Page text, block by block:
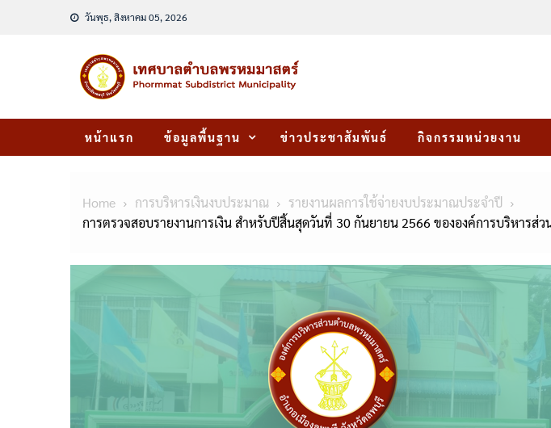
วันพุธ, สิงหาคม 05, 2026
หน้าแรก ข้อมูลพื้นฐาน ข่าวประชาสัมพันธ์ กิจกรรมหน่วยงาน
Home การบริหารเงินงบประมาณ
รายงานผลการใช้จ่ายงบประมาณประจำปี
การตรวจสอบรายงานการเงิน สำหรับปีสิ้นสุดวันที่ 30 กันยายน 2566 ขององค์การบริหารส่